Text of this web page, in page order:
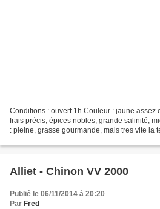
Conditions : ouvert 1h Couleur : jaune assez
frais précis, épices nobles, grande salinité,
: pleine, grasse gourmande, mais tres vite la
Alliet - Chinon VV 2000
Publié le 06/11/2014 à 20:20
Par Fred